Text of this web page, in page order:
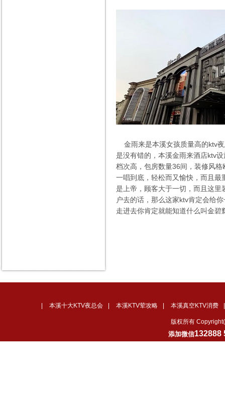
金雨来是本溪女孩质量高的ktv
是没有错的，本溪金雨来酒店ktv
档次高，包房数量36间，装修风
一唱到底，轻松而又愉快，而且
是上帝，顾客大于一切，而且这
户去的话，那么这家ktv肯定会给
走进去你肯定就能知道什么叫金
版权所有
添加微信132888
本溪十大KTV夜总会 本溪KTV荤攻略 本溪真空KTV消费